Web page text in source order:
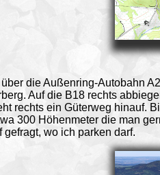
die Außenring-Autobahn
Auf die B18 rechts
rechts ein Güterweg hinauf.
300 Höhenmeter die man
wo ich parken darf.